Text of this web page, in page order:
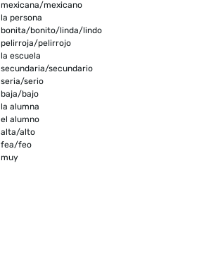
mexicana/mexicano
la persona
bonita/bonito/linda/lindo
pelirroja/pelirrojo
la escuela
secundaria/secundario
seria/serio
baja/bajo
la alumna
el alumno
alta/alto
fea/feo
muy